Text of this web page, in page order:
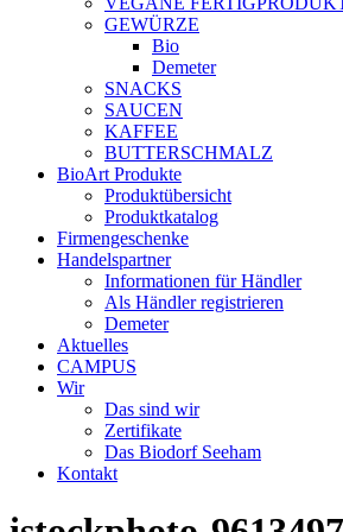
GEWÜRZE
Bio
Demeter
SNACKS
SAUCEN
KAFFEE
BUTTERSCHMALZ
BioArt Produkte
Produktübersicht
Produktkatalog
Firmengeschenke
Handelspartner
Informationen für Händler
Als Händler registrieren
Demeter
Aktuelles
CAMPUS
Wir
Das sind wir
Zertifikate
Das Biodorf Seeham
Kontakt